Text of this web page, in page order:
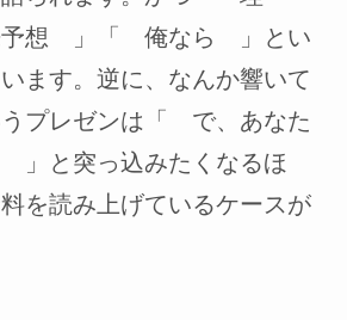
想 」「 俺なら 」とい
ます。逆に、なんか響いて
プレゼンは「 で、あなた
」と突っ込みたくなるほ
を読み上げているケースが